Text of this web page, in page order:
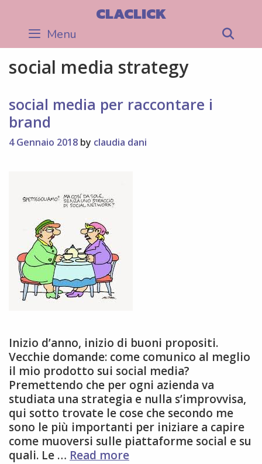
content
CLACLICK
Menu
social media strategy
social media per raccontare i
brand
4 Gennaio 2018 by claudia dani
Inizio d’anno, inizio di buoni propositi.
Vecchie domande: come comunico al meglio
il mio prodotto sui social media?
Premettendo che per ogni azienda va
studiata una strategia e nulla s’improvvisa,
qui sotto trovate le cose che secondo me
sono le più importanti per iniziare a capire
come muoversi sulle piattaforme social e su
quali. Le … Read moresocial